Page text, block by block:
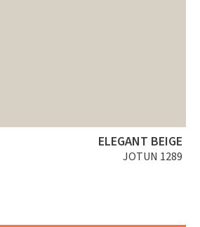
ELEGANT BEIGE
JOTUN 1289